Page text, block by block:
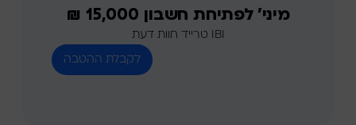
מיני' לפתיחת חשבון 15,000 ₪
IBI טרייד חוות דעת